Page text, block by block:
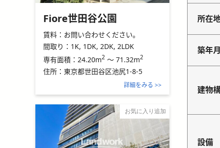
所在
築年
建物
設備
Fiore世田谷公園
賃料： お問い合わせください。
間取り： 1K, 1DK, 2DK, 2LDK
専有面積： 24.20m2 ～ 71.32m2
住所： 東京都世田谷区池尻1-8-5
詳細をみる >>
お気に入り追加